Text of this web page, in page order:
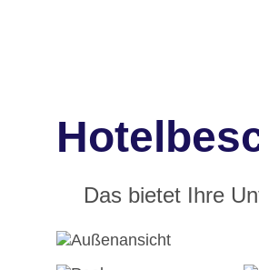
Das bietet Ihre